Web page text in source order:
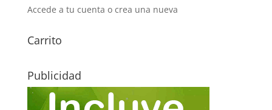
Accede a tu cuenta o crea una nueva
Carrito
Publicidad